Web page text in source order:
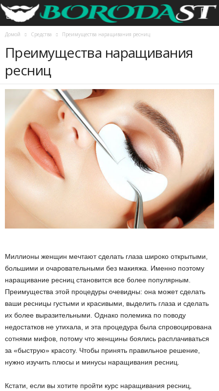
Домой Средства Преимущества наращивания ресниц
Преимущества наращивания
ресниц
Миллионы женщин мечтают сделать глаза широко открытыми,
большими и очаровательными без макияжа. Именно поэтому
наращивание ресниц становится все более популярным.
Преимущества этой процедуры очевидны: она может сделать
ваши ресницы густыми и красивыми, выделить глаза и сделать
их более выразительными. Однако полемика по поводу
недостатков не утихала, и эта процедура была спровоцирована
сотнями мифов, потому что женщины боялись расплачиваться
за «быструю» красоту. Чтобы принять правильное решение,
нужно изучить плюсы и минусы наращивания ресниц.
Кстати, если вы хотите пройти курс наращивания ресниц,